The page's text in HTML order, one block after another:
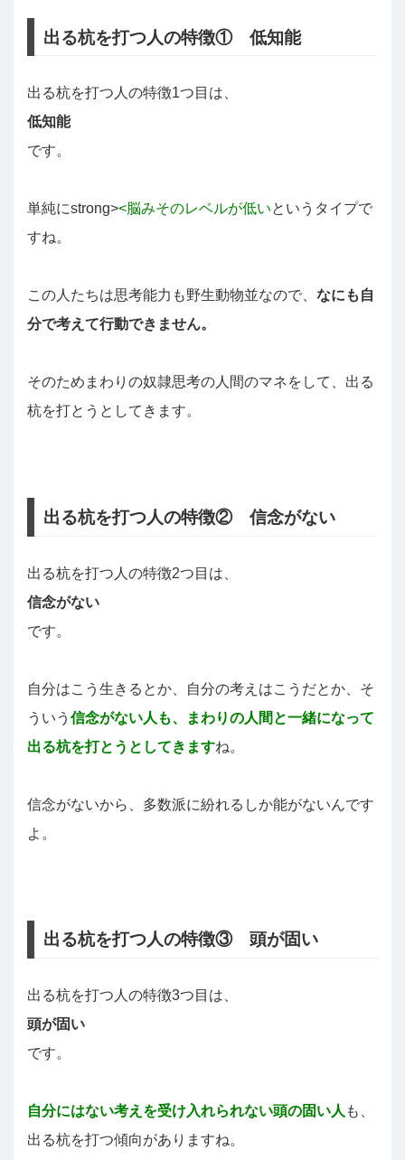
出る杭を打つ人の特徴① 低知能
出る杭を打つ人の特徴1つ目は、
低知能
です。
単純にstrong><脳みそのレベルが低いというタイプで
すね。
この人たちは思考能力も野生動物並なので、 なにも自
分で考えて行動できません。
そのためまわりの奴隷思考の人間のマネをして、出る
杭を打とうとしてきます。
出る杭を打つ人の特徴② 信念がない
出る杭を打つ人の特徴2つ目は、
信念がない
です。
自分はこう生きるとか、自分の考えはこうだとか、そ
ういう 信念がない人も、まわりの人間と一緒になって
出る杭を打とうとしてきますね。
信念がないから、多数派に紛れるしか能がないんです
よ。
出る杭を打つ人の特徴③ 頭が固い
出る杭を打つ人の特徴3つ目は、
頭が固い
です。
自分にはない考えを受け入れられない頭の固い人 も、
出る杭を打つ傾向がありますね。